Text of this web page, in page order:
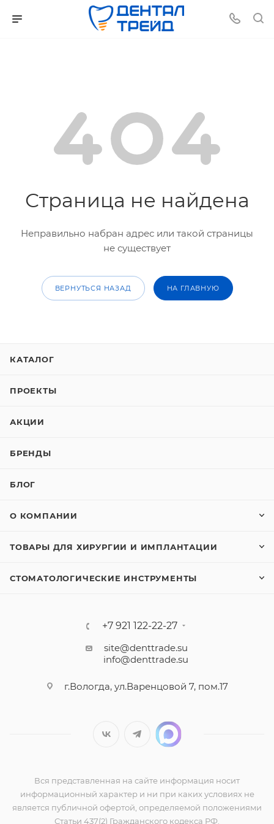
Страница не найдена
Неправильно набран адрес или такой страницы
не существует
ВЕРНУТЬСЯ НАЗАД НА ГЛАВНУЮ
КАТАЛОГ
ПРОЕКТЫ
АКЦИИ
БРЕНДЫ
БЛОГ
О КОМПАНИИ
ТОВАРЫ ДЛЯ ХИРУРГИИ И ИМПЛАНТАЦИИ
СТОМАТОЛОГИЧЕСКИЕ ИНСТРУМЕНТЫ
+7 921 122-22-27
site@denttrade.su
info@denttrade.su
г.Вологда, ул.Варенцовой 7, пом.17
Вся представленная на сайте информация носит
информационный характер и ни при каких условиях не
является публичной офертой, определяемой положениями
Статьи 437(2) Гражданского кодекса РФ.